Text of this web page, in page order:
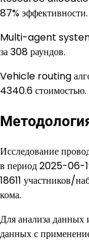
87% эффективности.
Multi-agent system
за 308 раундов.
Vehicle routing
4340.6 стоимостью.
Исследование
в период 2025-06-
18611 участников/
кома.
Для анализа данных
данных с